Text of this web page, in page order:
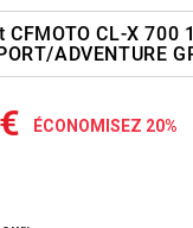
CFMOTO CL-X 700
ADVENTURE
ÉCONOMISEZ 20%